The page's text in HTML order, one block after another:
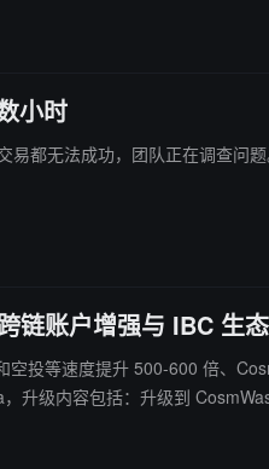
小时
都无法成功，团队正在调查问
账户增强与 IBC 生
投等速度提升 500-600 倍、